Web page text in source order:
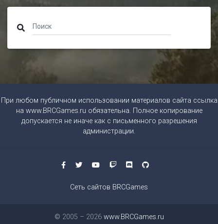
При любом публичном использовании материалов сайта ссылка
на www.BRCGames.ru обязательна. Полное копирование
допускается не иначе как с письменного разрешения
администрации.
Сеть сайтов BRCGames
© 2005 – 2026 www.BRCGames.ru